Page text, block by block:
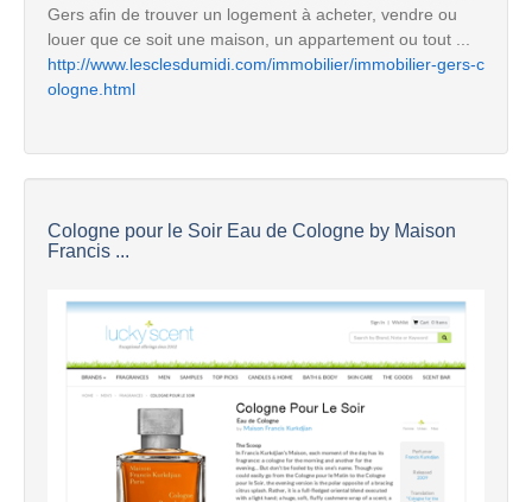
Gers afin de trouver un logement à acheter, vendre ou
louer que ce soit une maison, un appartement ou tout ...
http://www.lesclesdumidi.com/immobilier/immobilier-gers-c
ologne.html
Cologne pour le Soir Eau de Cologne by Maison
Francis ...